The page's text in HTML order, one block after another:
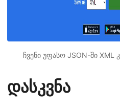
ჩვენი უფასო JSON-ში XML
დასკვნა